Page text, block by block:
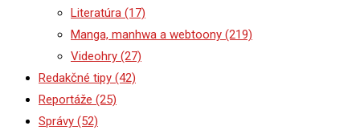
Literatúra (17)
Manga, manhwa a webtoony (219)
Videohry (27)
Redakčné tipy (42)
Reportáže (25)
Správy (52)